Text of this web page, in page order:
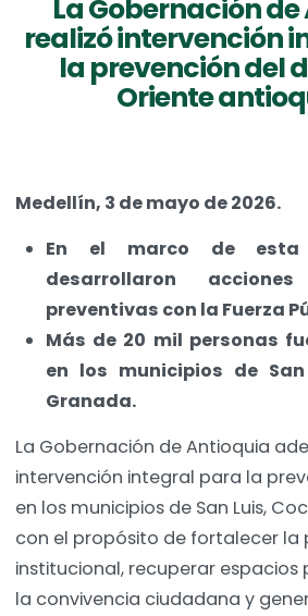
La Gobernación
realizó intervención
la prevención del
Oriente
Medellín, 3 de mayo de 2026.
En el marco de esta
desarrollaron
preventivas con la Fuerza
Más de 20 mil personas
en los municipios de
Granada.
La Gobernación de Antioquia
intervención integral para la
en los municipios de San Luis,
con el propósito de fortalecer la
institucional, recuperar espacios
la convivencia ciudadana y